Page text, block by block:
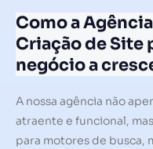
Como a
Criação de Site
negócio a
A nossa agência não
atraente e funcional,
para motores de busca,